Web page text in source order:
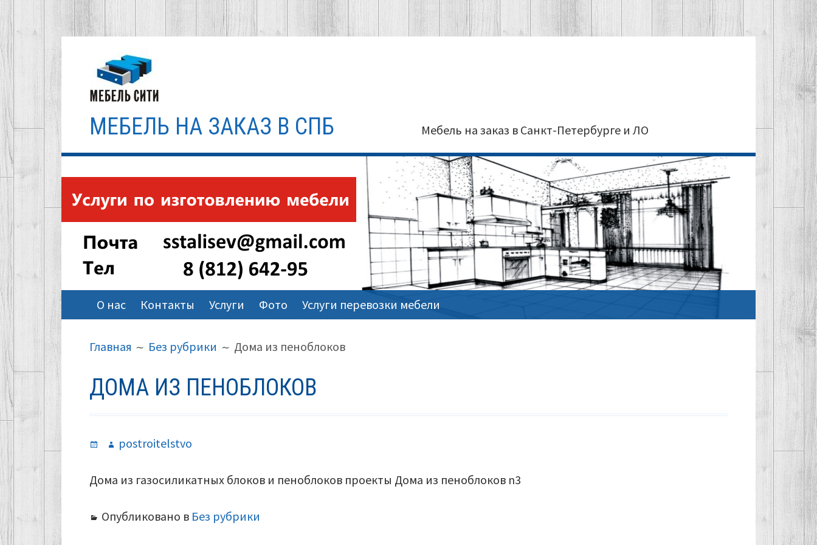
содержимому
МЕБЕЛЬ НА ЗАКАЗ В СПБ Мебель на заказ в Санкт-Петербурге и ЛО
ОСНОВНОЕ
МЕНЮ
О нас Контакты Услуги Фото Услуги перевозки мебели
САЙТЕ
(ХЛЕБНЫЕ
КРОШКИ)
Главная Без рубрики Дома из пеноблоков
ДОМА ИЗ ПЕНОБЛОКОВ
Опубликовано
Автор
postroitelstvo
Дома из газосиликатных блоков и пеноблоков проекты Дома из пеноблоков n3
Опубликовано в Без рубрики